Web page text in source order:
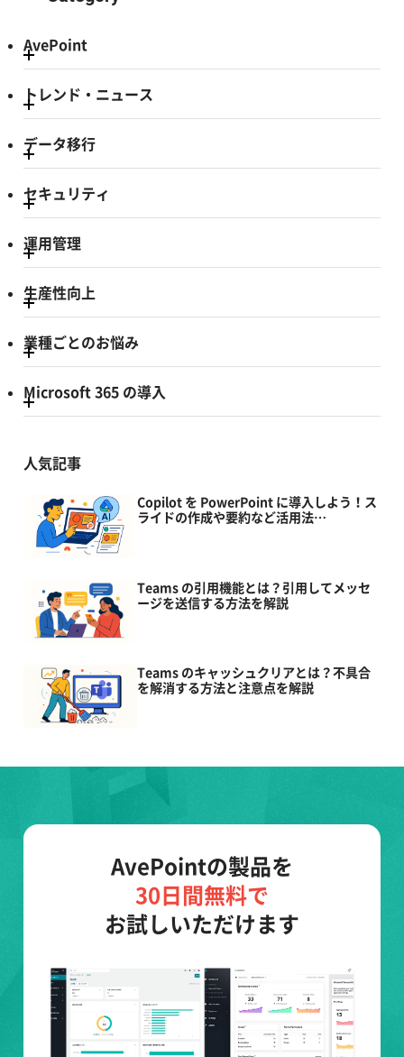
AvePoint
トレンド・ニュース
データ移行
セキュリティ
運用管理
生産性向上
業種ごとのお悩み
Microsoft 365 の導入
人気記事
Copilot を PowerPoint に導入しよう！ス
ライドの作成や要約など活用法…
Teams の引用機能とは？引用してメッセ
ージを送信する方法を解説
Teams のキャッシュクリアとは？不具合
を解消する方法と注意点を解説
AvePointの製品を
30日間無料で
お試しいただけます